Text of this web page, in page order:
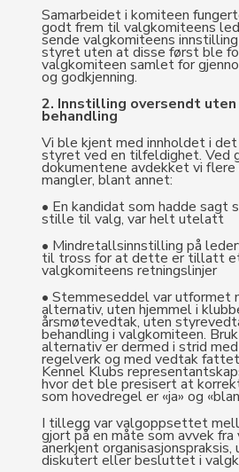
Samarbeidet i komiteen
godt frem til valgkomiteens
sende valgkomiteens
styret uten at disse først ble
valgkomiteen samlet for
og godkjenning.
2. Innstilling oversendt
behandling
Vi ble kjent med innholdet i
styret ved en tilfeldighet. Ved
dokumentene avdekket vi
mangler, blant annet:
• En kandidat som hadde sagt
stille til valg, var helt utelatt
• Mindretallsinnstilling på
til tross for at dette er tillatt
valgkomiteens retningslinjer
• Stemmeseddel var utformet
alternativ, uten hjemmel i
årsmøtevedtak, uten
behandling i valgkomiteen. Bruk
alternativ er dermed i strid
regelverk og med vedtak
Kennel Klubs
hvor det ble presisert at
som hovedregel er «ja» og
I tillegg var valgoppsettet
gjort på en måte som avvek fra
anerkjent
diskutert eller besluttet i